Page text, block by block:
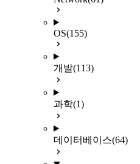
OS(155)
개발(113)
과학(1)
데이터베이스(64)